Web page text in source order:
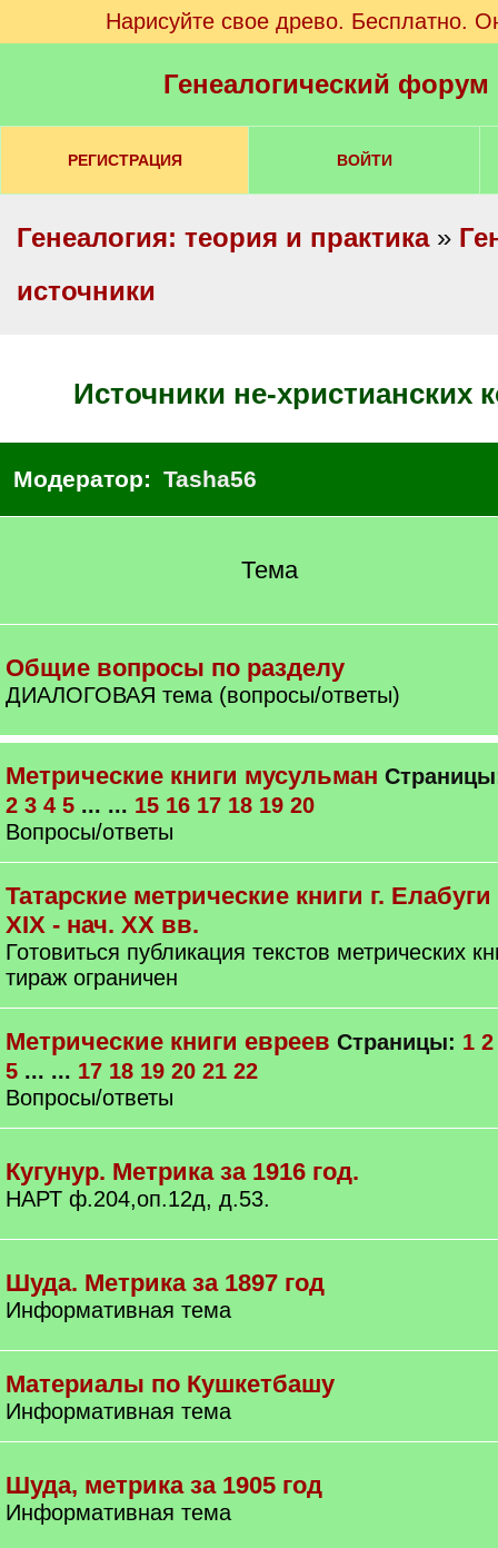
Нарисуйте свое древо. Бесплатно.
Генеалогический
РЕГИСТРАЦИЯ ВОЙТИ
Генеалогия: теория и практика»
источники
Источники не-христианских
Модератор: Tasha56
Тема
Общие вопросы по разделу
ДИАЛОГОВАЯ тема (вопросы/ответы)
Метрические книги мусульман
2 3 4 5 ... ... 15 16 17 18 19 20
Вопросы/ответы
Татарские метрические книги г. Елабуги
XIX - нач. ХХ вв.
Готовиться публикация текстов метрических
тираж ограничен
Метрические книги евреев Страницы: 1 2
5 ... ... 17 18 19 20 21 22
Вопросы/ответы
Кугунур. Метрика за 1916 год.
НАРТ ф.204,оп.12д, д.53.
Шуда. Метрика за 1897 год
Информативная тема
Материалы по Кушкетбашу
Информативная тема
Шуда, метрика за 1905 год
Информативная тема